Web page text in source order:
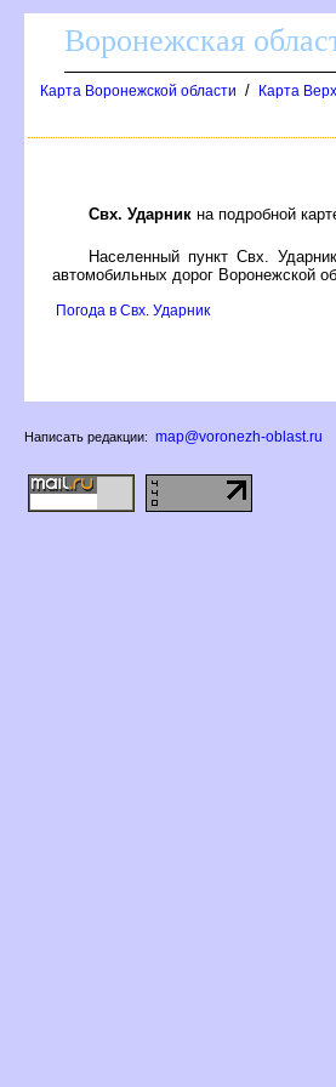
оронежская
Карта Воронежской области / Карта
Свх. Ударник на подробной
Населенный пункт Свх.
автомобильных дорог Воронежской
Погода в Свх. Ударник
Написать редакции: map@voronezh-oblast.ru